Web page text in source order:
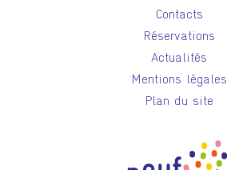
Contacts
Réservations
Actualités
Mentions légales
Plan du site